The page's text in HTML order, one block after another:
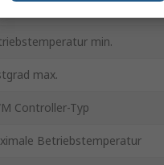
min.
max.
Controller-Typ
Betriebstemperatur